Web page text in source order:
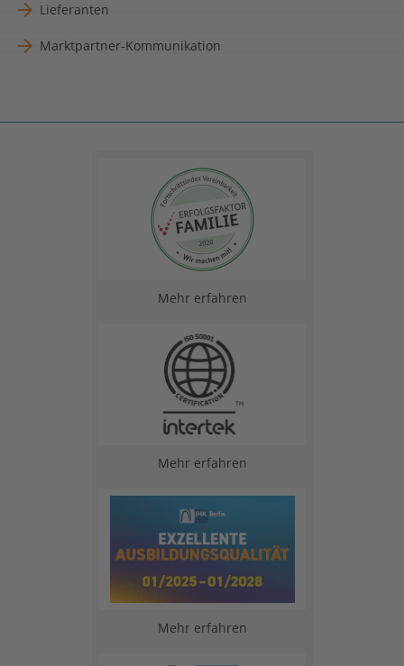
Lieferanten
Marktpartner-Kommunikation
Mehr erfahren
Mehr erfahren
Mehr erfahren